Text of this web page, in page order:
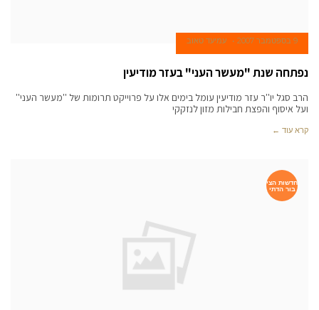
9 בספטמבר 2007 עמיעד טאוב
נפתחה שנת "מעשר העני" בעזר מודיעין
הרב סגל יו''ר עזר מודיעין עומל בימים אלו על פרוייקט תרומות של ''מעשר העני''
ועל איסוף והפצת חבילות מזון לנזקקי
קרא עוד ←
חדשות הצי
בור הדתי